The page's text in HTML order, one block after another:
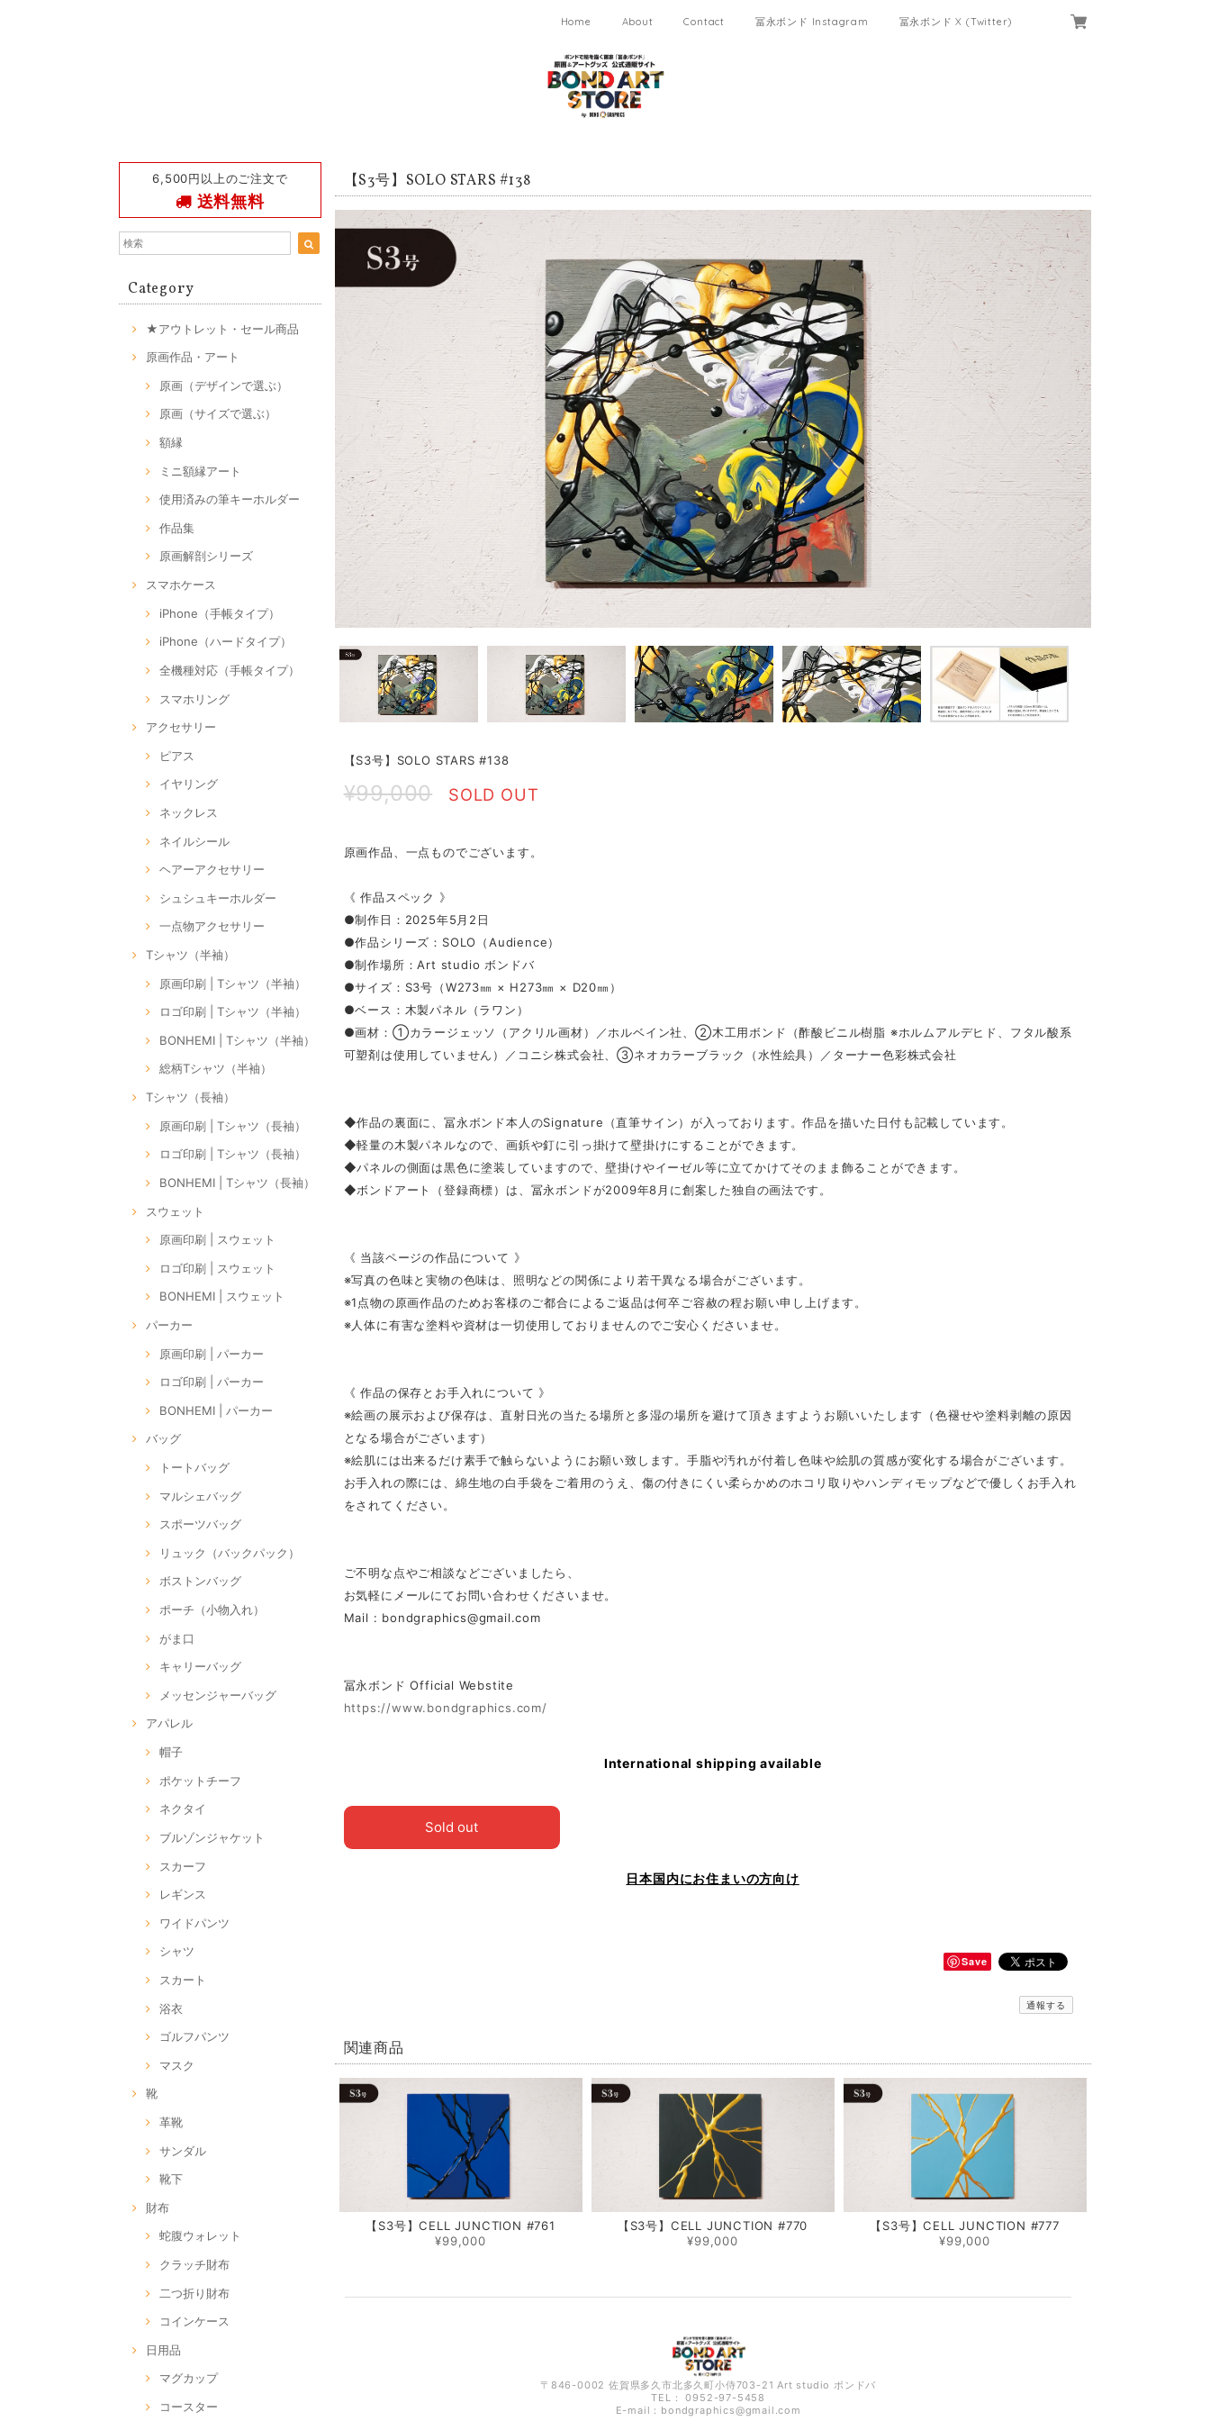
Home About Contact 冨永ボンド Instagram 冨永ボンド X (Twitter)
6,500円以上のご注文で
送料無料
Category
★アウトレット・セール商品
原画作品・アート
原画（デザインで選ぶ）
原画（サイズで選ぶ）
額縁
ミニ額縁アート
使用済みの筆キーホルダー
作品集
原画解剖シリーズ
スマホケース
iPhone（手帳タイプ）
iPhone（ハードタイプ）
全機種対応（手帳タイプ）
スマホリング
アクセサリー
ピアス
イヤリング
ネックレス
ネイルシール
ヘアーアクセサリー
シュシュキーホルダー
一点物アクセサリー
Tシャツ（半袖）
原画印刷 | Tシャツ（半袖）
ロゴ印刷 | Tシャツ（半袖）
BONHEMI | Tシャツ（半袖）
総柄Tシャツ（半袖）
Tシャツ（長袖）
原画印刷 | Tシャツ（長袖）
ロゴ印刷 | Tシャツ（長袖）
BONHEMI | Tシャツ（長袖）
スウェット
原画印刷 | スウェット
ロゴ印刷 | スウェット
BONHEMI | スウェット
パーカー
原画印刷 | パーカー
ロゴ印刷 | パーカー
BONHEMI | パーカー
バッグ
トートバッグ
マルシェバッグ
スポーツバッグ
リュック（バックパック）
ボストンバッグ
ポーチ（小物入れ）
がま口
キャリーバッグ
メッセンジャーバッグ
アパレル
帽子
ポケットチーフ
ネクタイ
ブルゾンジャケット
スカーフ
レギンス
ワイドパンツ
シャツ
スカート
浴衣
ゴルフパンツ
マスク
靴
革靴
サンダル
靴下
財布
蛇腹ウォレット
クラッチ財布
二つ折り財布
コインケース
日用品
マグカップ
コースター
【S3号】SOLO STARS #138
【S3号】SOLO STARS #138
¥99,000 SOLD OUT
原画作品、一点ものでございます。
《 作品スペック 》
●制作日：2025年5月2日
●作品シリーズ：SOLO（Audience）
●制作場所：Art studio ボンドバ
●サイズ：S3号（W273㎜ × H273㎜ × D20㎜）
●ベース：木製パネル（ラワン）
●画材：①カラージェッソ（アクリル画材）／ホルベイン社、②木工用ボンド（酢酸ビニル樹脂 ※ホルムアルデヒド、フタル酸系
可塑剤は使用していません）／コニシ株式会社、③ネオカラーブラック（水性絵具）／ターナー色彩株式会社
◆作品の裏面に、冨永ボンド本人のSignature（直筆サイン）が入っております。作品を描いた日付も記載しています。
◆軽量の木製パネルなので、画鋲や釘に引っ掛けて壁掛けにすることができます。
◆パネルの側面は黒色に塗装していますので、壁掛けやイーゼル等に立てかけてそのまま飾ることができます。
◆ボンドアート（登録商標）は、冨永ボンドが2009年8月に創案した独自の画法です。
《 当該ページの作品について 》
※写真の色味と実物の色味は、照明などの関係により若干異なる場合がございます。
※1点物の原画作品のためお客様のご都合によるご返品は何卒ご容赦の程お願い申し上げます。
※人体に有害な塗料や資材は一切使用しておりませんのでご安心くださいませ。
《 作品の保存とお手入れについて 》
※絵画の展示および保存は、直射日光の当たる場所と多湿の場所を避けて頂きますようお願いいたします（色褪せや塗料剥離の原因
となる場合がございます）
※絵肌には出来るだけ素手で触らないようにお願い致します。手脂や汚れが付着し色味や絵肌の質感が変化する場合がございます。
お手入れの際には、綿生地の白手袋をご着用のうえ、傷の付きにくい柔らかめのホコリ取りやハンディモップなどで優しくお手入れ
をされてください。
ご不明な点やご相談などございましたら、
お気軽にメールにてお問い合わせくださいませ。
Mail : bondgraphics@gmail.com
冨永ボンド Official Webstite
https://www.bondgraphics.com/
International shipping available
Sold out
日本国内にお住まいの方向け
Save
通報する
関連商品
【S3号】CELL JUNCTION #761
¥99,000
【S3号】CELL JUNCTION #770
¥99,000
【S3号】CELL JUNCTION #777
¥99,000
〒846-0002 佐賀県多久市北多久町小侍703-21 Art studio ボンドバ
TEL： 0952-97-5458
E-mail： bondgraphics@gmail.com